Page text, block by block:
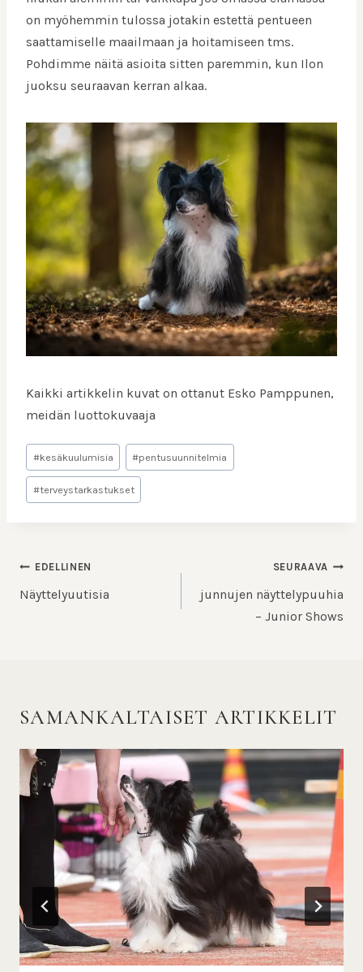
on myöhemmin tulossa jotakin estettä pentueen
saattamiselle maailmaan ja hoitamiseen tms.
Pohdimme näitä asioita sitten paremmin, kun Ilon
juoksu seuraavan kerran alkaa.
Kaikki artikkelin kuvat on ottanut Esko Pamppunen,
meidän luottokuvaaja
Avainsanat:
#kesäkuulumisia #pentusuunnitelmia
#terveystarkastukset
ARTIKKELIEN
SELAUS
EDELLINEN
Näyttelyuutisia
SEURAAVA
junnujen näyttelypuuhia
– Junior Shows
SAMANKALTAISET ARTIKKELIT